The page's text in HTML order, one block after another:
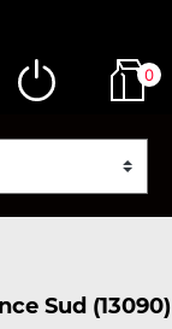
0
Sud (13090)